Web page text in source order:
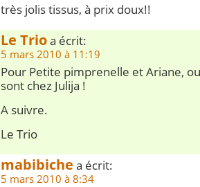
très jolis tissus, à prix doux!!
Le Trioa écrit:
5 mars 2010 à 11:19
Pour Petite pimprenelle et Ariane,
sont chez Julija !
A suivre.
Le Trio
mabibiche a écrit:
5 mars 2010 à 8:34